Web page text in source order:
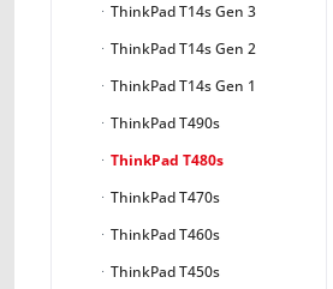
ThinkPad T14s Gen 3
ThinkPad T14s Gen 2
ThinkPad T14s Gen 1
ThinkPad T490s
ThinkPad T480s
ThinkPad T470s
ThinkPad T460s
ThinkPad T450s